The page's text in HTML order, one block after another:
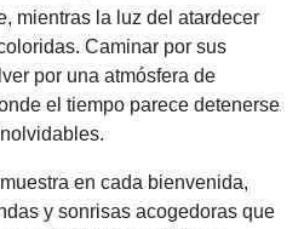
mientras la luz del atardecer
Caminar por sus
por una atmósfera de
el tiempo parece detenerse
en cada bienvenida,
y sonrisas acogedoras que